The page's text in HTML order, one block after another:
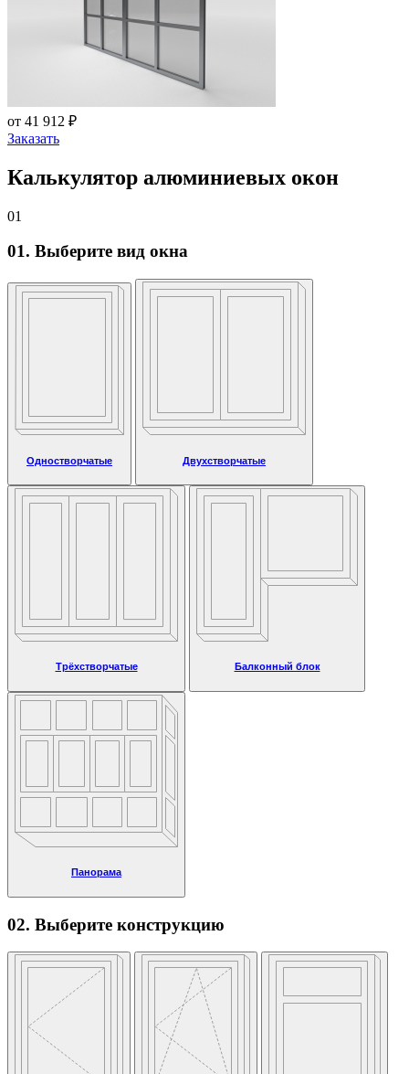
от 41 912 ₽
Заказать
Калькулятор алюминиевых окон
01
01. Выберите вид окна
Одностворчатые Двухстворчатые
Трёхстворчатые Балконный блок
Панорама
02. Выберите конструкцию